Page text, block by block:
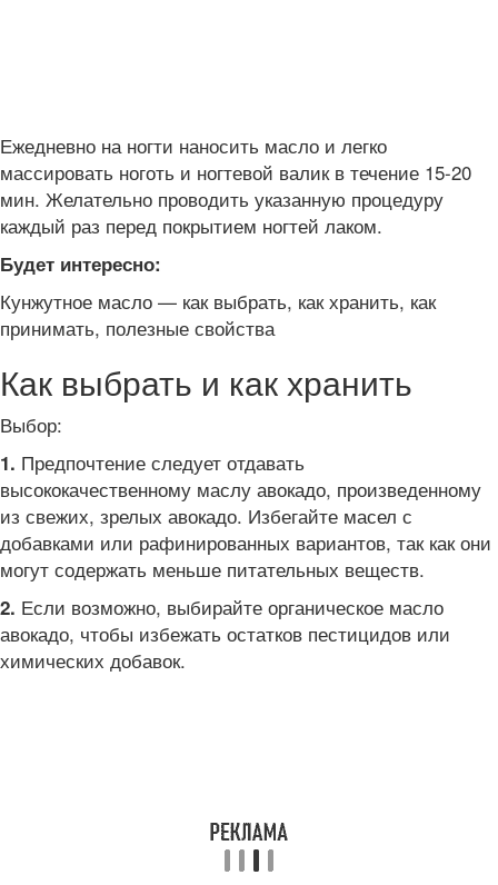
Ежедневно на ногти наносить масло и легко
массировать ноготь и ногтевой валик в течение 15-20
мин. Желательно проводить указанную процедуру
каждый раз перед покрытием ногтей лаком.
Будет интересно:
Кунжутное масло — как выбрать, как хранить, как
принимать, полезные свойства
Как выбрать и как хранить
Выбор:
1. Предпочтение следует отдавать
высококачественному маслу авокадо, произведенному
из свежих, зрелых авокадо. Избегайте масел с
добавками или рафинированных вариантов, так как они
могут содержать меньше питательных веществ.
2. Если возможно, выбирайте органическое масло
авокадо, чтобы избежать остатков пестицидов или
химических добавок.